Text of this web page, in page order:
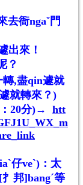
去衙ngaˇ門
出來！
？
,盡qin遽就
就轉來？)
20分)→ htt
仔veˋ)：太
邦]bangˊ等